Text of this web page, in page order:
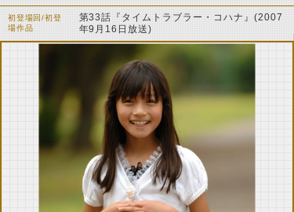
初登場回/初登
場作品
第33話『タイムトラブラー・コハナ』(2007
年9月16日放送)